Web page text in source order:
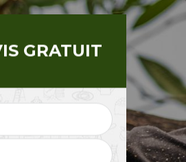
Entreprise de
jardinage 28
GRATUIT